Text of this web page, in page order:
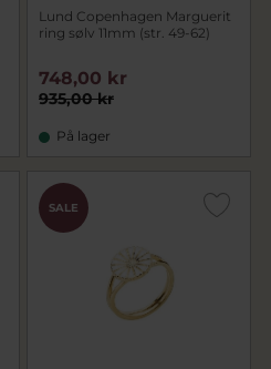
Lund Copenhagen Marguerit
ring sølv 11mm (str. 49-62)
935,00 kr
748,00 kr
På lager
SALE